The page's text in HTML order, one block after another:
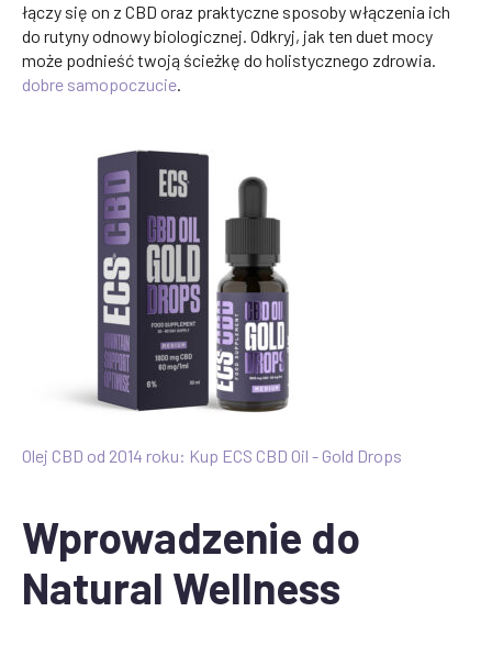
łączy się on z CBD oraz praktyczne sposoby włączenia ich
do rutyny odnowy biologicznej. Odkryj, jak ten duet mocy
może podnieść twoją ścieżkę do holistycznego zdrowia.
dobre samopoczucie.
Olej CBD od 2014 roku: Kup ECS CBD Oil - Gold Drops
Wprowadzenie do
Natural Wellness